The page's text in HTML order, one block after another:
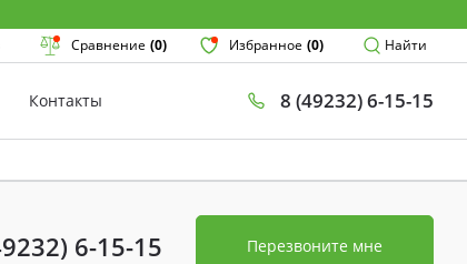
Сравнение (0) Избранное (0) Найти
Контакты 8 (49232) 6-15-15
×
Поиск
6-15-15 Перезвоните мне